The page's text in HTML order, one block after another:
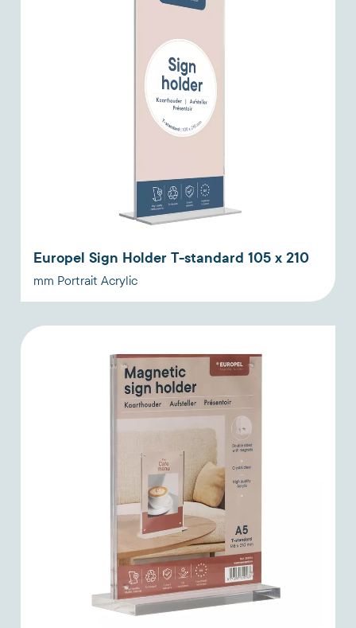
Europel Sign Holder T-standard 105 x 210
mm Portrait Acrylic